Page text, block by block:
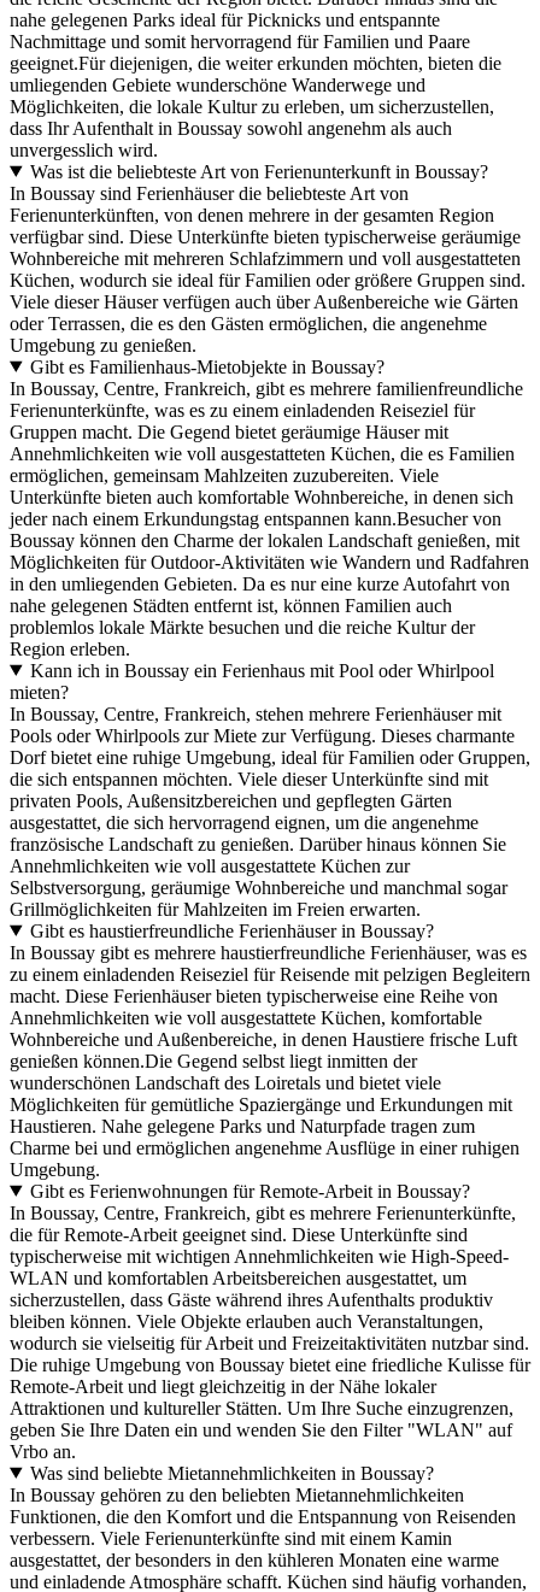
nahe gelegenen Parks ideal für Picknicks und entspannte
Nachmittage und somit hervorragend für Familien und Paare
geeignet.Für diejenigen, die weiter erkunden möchten, bieten die
umliegenden Gebiete wunderschöne Wanderwege und
Möglichkeiten, die lokale Kultur zu erleben, um sicherzustellen,
dass Ihr Aufenthalt in Boussay sowohl angenehm als auch
unvergesslich wird.
Was ist die beliebteste Art von Ferienunterkunft in Boussay?
In Boussay sind Ferienhäuser die beliebteste Art von
Ferienunterkünften, von denen mehrere in der gesamten Region
verfügbar sind. Diese Unterkünfte bieten typischerweise geräumige
Wohnbereiche mit mehreren Schlafzimmern und voll ausgestatteten
Küchen, wodurch sie ideal für Familien oder größere Gruppen sind.
Viele dieser Häuser verfügen auch über Außenbereiche wie Gärten
oder Terrassen, die es den Gästen ermöglichen, die angenehme
Umgebung zu genießen.
Gibt es Familienhaus-Mietobjekte in Boussay?
In Boussay, Centre, Frankreich, gibt es mehrere familienfreundliche
Ferienunterkünfte, was es zu einem einladenden Reiseziel für
Gruppen macht. Die Gegend bietet geräumige Häuser mit
Annehmlichkeiten wie voll ausgestatteten Küchen, die es Familien
ermöglichen, gemeinsam Mahlzeiten zuzubereiten. Viele
Unterkünfte bieten auch komfortable Wohnbereiche, in denen sich
jeder nach einem Erkundungstag entspannen kann.Besucher von
Boussay können den Charme der lokalen Landschaft genießen, mit
Möglichkeiten für Outdoor-Aktivitäten wie Wandern und Radfahren
in den umliegenden Gebieten. Da es nur eine kurze Autofahrt von
nahe gelegenen Städten entfernt ist, können Familien auch
problemlos lokale Märkte besuchen und die reiche Kultur der
Region erleben.
Kann ich in Boussay ein Ferienhaus mit Pool oder Whirlpool
mieten?
In Boussay, Centre, Frankreich, stehen mehrere Ferienhäuser mit
Pools oder Whirlpools zur Miete zur Verfügung. Dieses charmante
Dorf bietet eine ruhige Umgebung, ideal für Familien oder Gruppen,
die sich entspannen möchten. Viele dieser Unterkünfte sind mit
privaten Pools, Außensitzbereichen und gepflegten Gärten
ausgestattet, die sich hervorragend eignen, um die angenehme
französische Landschaft zu genießen. Darüber hinaus können Sie
Annehmlichkeiten wie voll ausgestattete Küchen zur
Selbstversorgung, geräumige Wohnbereiche und manchmal sogar
Grillmöglichkeiten für Mahlzeiten im Freien erwarten.
Gibt es haustierfreundliche Ferienhäuser in Boussay?
In Boussay gibt es mehrere haustierfreundliche Ferienhäuser, was es
zu einem einladenden Reiseziel für Reisende mit pelzigen Begleitern
macht. Diese Ferienhäuser bieten typischerweise eine Reihe von
Annehmlichkeiten wie voll ausgestattete Küchen, komfortable
Wohnbereiche und Außenbereiche, in denen Haustiere frische Luft
genießen können.Die Gegend selbst liegt inmitten der
wunderschönen Landschaft des Loiretals und bietet viele
Möglichkeiten für gemütliche Spaziergänge und Erkundungen mit
Haustieren. Nahe gelegene Parks und Naturpfade tragen zum
Charme bei und ermöglichen angenehme Ausflüge in einer ruhigen
Umgebung.
Gibt es Ferienwohnungen für Remote-Arbeit in Boussay?
In Boussay, Centre, Frankreich, gibt es mehrere Ferienunterkünfte,
die für Remote-Arbeit geeignet sind. Diese Unterkünfte sind
typischerweise mit wichtigen Annehmlichkeiten wie High-Speed-
WLAN und komfortablen Arbeitsbereichen ausgestattet, um
sicherzustellen, dass Gäste während ihres Aufenthalts produktiv
bleiben können. Viele Objekte erlauben auch Veranstaltungen,
wodurch sie vielseitig für Arbeit und Freizeitaktivitäten nutzbar sind.
Die ruhige Umgebung von Boussay bietet eine friedliche Kulisse für
Remote-Arbeit und liegt gleichzeitig in der Nähe lokaler
Attraktionen und kultureller Stätten. Um Ihre Suche einzugrenzen,
geben Sie Ihre Daten ein und wenden Sie den Filter "WLAN" auf
Vrbo an.
Was sind beliebte Mietannehmlichkeiten in Boussay?
In Boussay gehören zu den beliebten Mietannehmlichkeiten
Funktionen, die den Komfort und die Entspannung von Reisenden
verbessern. Viele Ferienunterkünfte sind mit einem Kamin
ausgestattet, der besonders in den kühleren Monaten eine warme
und einladende Atmosphäre schafft. Küchen sind häufig vorhanden,